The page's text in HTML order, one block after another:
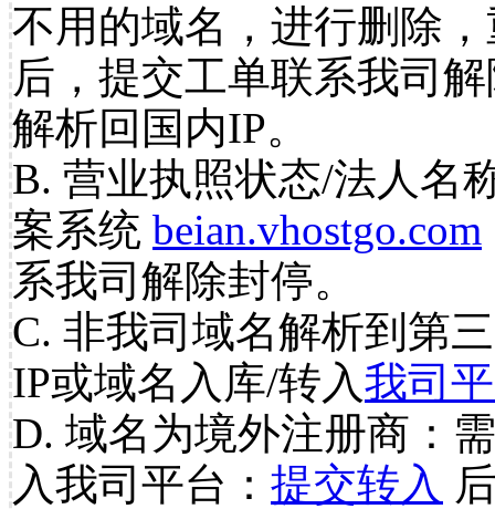
不用的域名，进行删除
后，提交工单联系我司
解析回国内IP。
B. 营业执照状态/法人名
案系统 beian.vhostgo.com
系我司解除封停。
C. 非我司域名解析到第
IP或域名入库/转入我司
D. 域名为境外注册商：
入我司平台： 提交转入